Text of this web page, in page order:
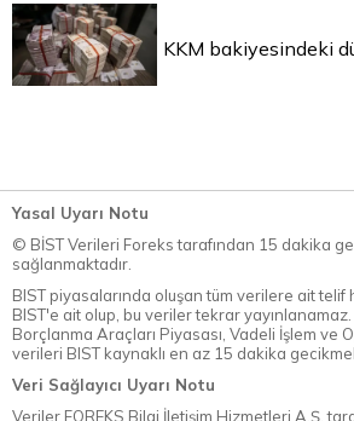
KKM bakiyesindeki
Yasal Uyarı Notu
© BİST Verileri Foreks tarafından 15 dakika
sağlanmaktadır.
BIST piyasalarında oluşan tüm verilere ait telif
BIST'e ait olup, bu veriler tekrar yayınlanamaz.
Borçlanma Araçları Piyasası, Vadeli İşlem ve
verileri BIST kaynaklı en az 15 dakika
Veri Sağlayıcı Uyarı Notu
Veriler FOREKS Bilgi İletişim Hizmetleri A.Ş.